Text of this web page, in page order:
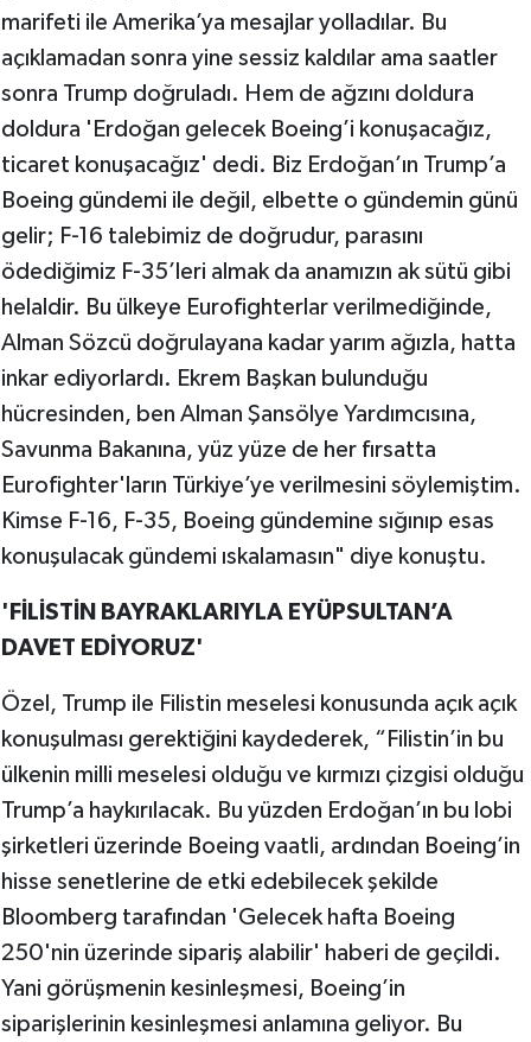
marifeti ile Amerika’ya mesajlar yolladılar. Bu
açıklamadan sonra yine sessiz kaldılar ama saatler
sonra Trump doğruladı. Hem de ağzını doldura
doldura 'Erdoğan gelecek Boeing’i konuşacağız,
ticaret konuşacağız' dedi. Biz Erdoğan’ın Trump’a
Boeing gündemi ile değil, elbette o gündemin günü
gelir; F-16 talebimiz de doğrudur, parasını
ödediğimiz F-35’leri almak da anamızın ak sütü gibi
helaldir. Bu ülkeye Eurofighterlar verilmediğinde,
Alman Sözcü doğrulayana kadar yarım ağızla, hatta
inkar ediyorlardı. Ekrem Başkan bulunduğu
hücresinden, ben Alman Şansölye Yardımcısına,
Savunma Bakanına, yüz yüze de her fırsatta
Eurofighter'ların Türkiye’ye verilmesini söylemiştim.
Kimse F-16, F-35, Boeing gündemine sığınıp esas
konuşulacak gündemi ıskalamasın" diye konuştu.
'FİLİSTİN BAYRAKLARIYLA EYÜPSULTAN’A
DAVET EDİYORUZ'
Özel, Trump ile Filistin meselesi konusunda açık açık
konuşulması gerektiğini kaydederek, “Filistin’in bu
ülkenin milli meselesi olduğu ve kırmızı çizgisi olduğu
Trump’a haykırılacak. Bu yüzden Erdoğan’ın bu lobi
şirketleri üzerinde Boeing vaatli, ardından Boeing’in
hisse senetlerine de etki edebilecek şekilde
Bloomberg tarafından 'Gelecek hafta Boeing
250'nin üzerinde sipariş alabilir' haberi de geçildi.
Yani görüşmenin kesinleşmesi, Boeing’in
siparişlerinin kesinleşmesi anlamına geliyor. Bu